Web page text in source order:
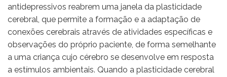
antidepressivos reabrem uma janela da plasticidade
cerebral, que permite a formação e a adaptação de
conexões cerebrais através de atividades específicas e
observações do próprio paciente, de forma semelhante
a uma criança cujo cérebro se desenvolve em resposta
a estímulos ambientais. Quando a plasticidade cerebral